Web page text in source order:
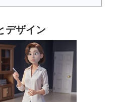
デザイン